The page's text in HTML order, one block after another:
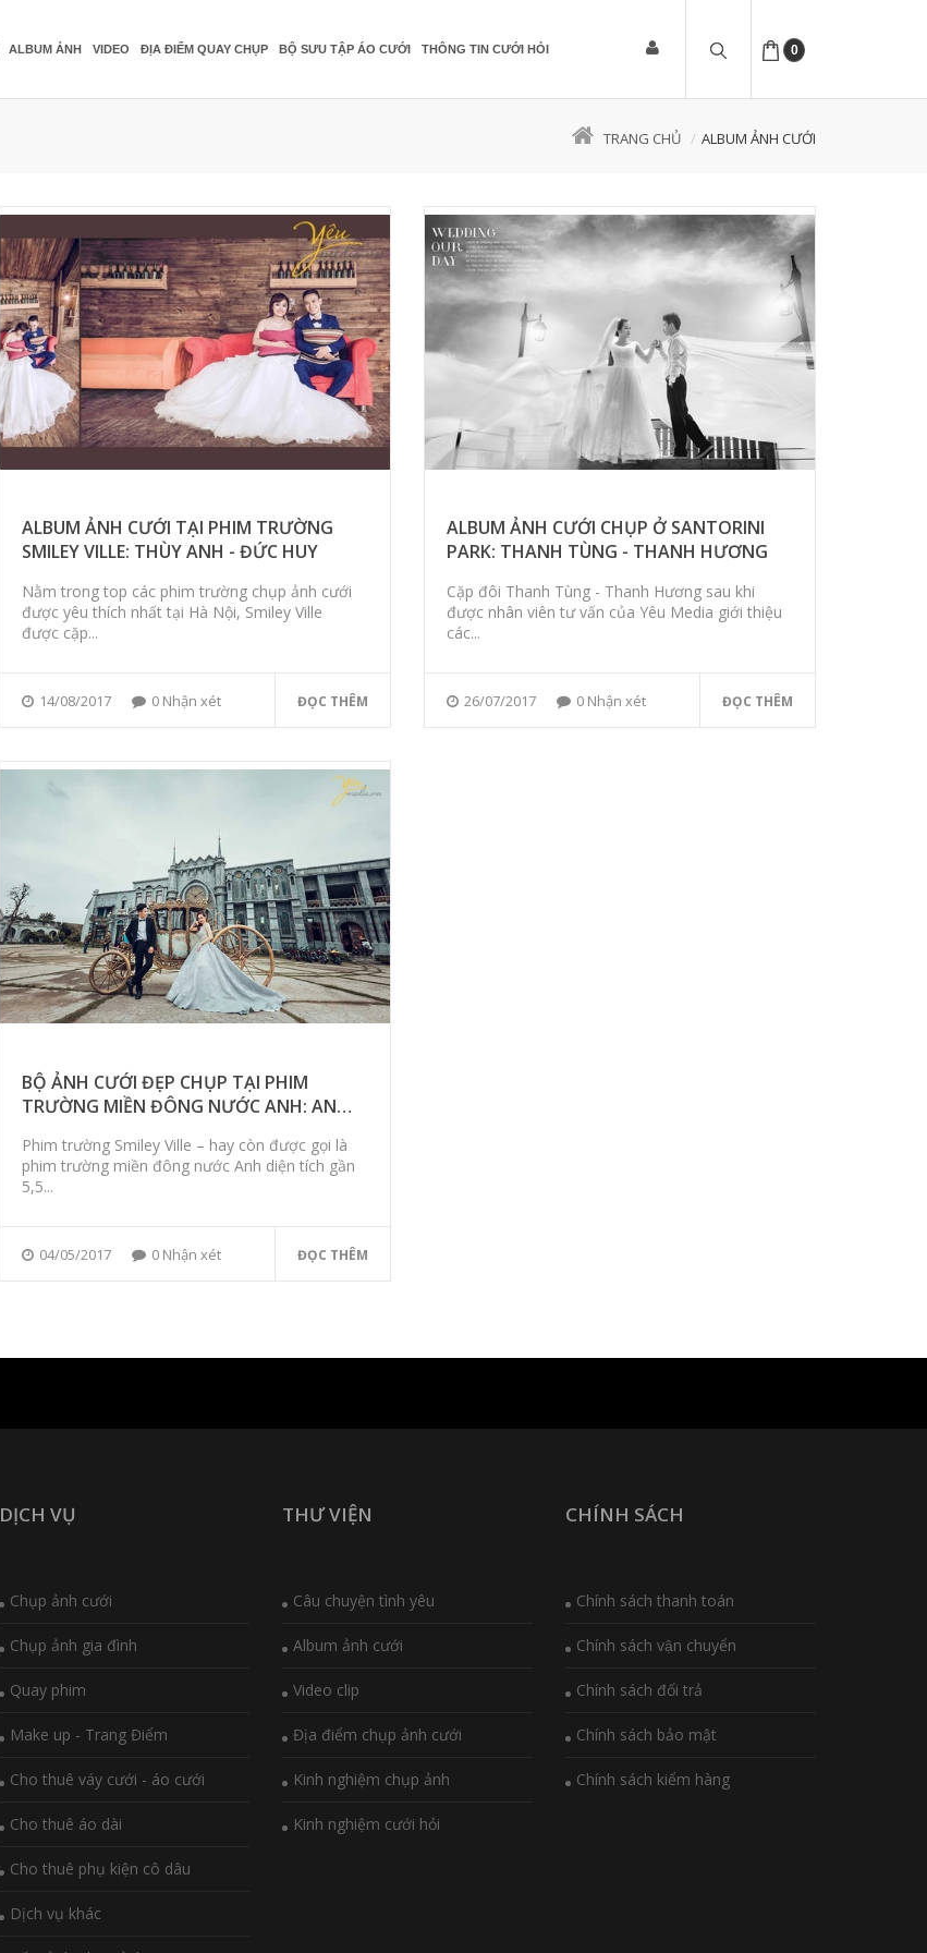
0
ALBUM ẢNH VIDEO ĐỊA ĐIỂM QUAY CHỤP BỘ SƯU TẬP ÁO CƯỚI THÔNG TIN CƯỚI HỎI
TRANG CHỦ ALBUM ẢNH CƯỚI
ALBUM ẢNH CƯỚI TẠI PHIM TRƯỜNG
SMILEY VILLE: THÙY ANH - ĐỨC HUY
Nằm trong top các phim trường chụp ảnh cưới
được yêu thích nhất tại Hà Nội, Smiley Ville
được cặp...
14/08/2017 0 Nhận xét ĐỌC THÊM
ALBUM ẢNH CƯỚI CHỤP Ở SANTORINI
PARK: THANH TÙNG - THANH HƯƠNG
Cặp đôi Thanh Tùng - Thanh Hương sau khi
được nhân viên tư vấn của Yêu Media giới thiệu
các...
26/07/2017 0 Nhận xét ĐỌC THÊM
BỘ ẢNH CƯỚI ĐẸP CHỤP TẠI PHIM
TRƯỜNG MIỀN ĐÔNG NƯỚC ANH: ANH
Phim trường Smiley Ville – hay còn được gọi là
phim trường miền đông nước Anh diện tích gần
5,5...
04/05/2017 0 Nhận xét ĐỌC THÊM
DỊCH VỤ
Chụp ảnh cưới
Chụp ảnh gia đình
Quay phim
Make up - Trang Điểm
Cho thuê váy cưới - áo cưới
Cho thuê áo dài
Cho thuê phụ kiện cô dâu
Dịch vụ khác
THƯ VIỆN
Câu chuyện tình yêu
Album ảnh cưới
Video clip
Địa điểm chụp ảnh cưới
Kinh nghiệm chụp ảnh
Kinh nghiệm cưới hỏi
CHÍNH SÁCH
Chính sách thanh toán
Chính sách vận chuyển
Chính sách đổi trả
Chính sách bảo mật
Chính sách kiểm hàng